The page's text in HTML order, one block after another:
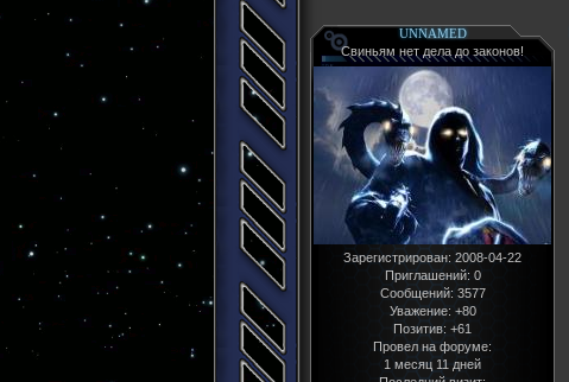
UNNAMED
Свиньям нет дела до законов!
Зарегистрирован: 2008-04-22
Приглашений: 0
Сообщений: 3577
Уважение: +80
Позитив: +61
Провел на форуме:
1 месяц 11 дней